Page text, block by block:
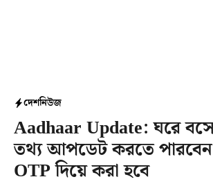
দেশনিউজ
Aadhaar Update: ঘরে
তথ্য আপডেট করতে
OTP দিয়ে করা হবে